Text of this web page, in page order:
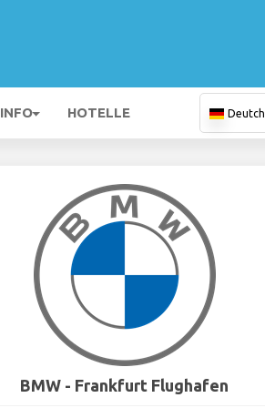
INFO HOTELLE Deutch
BMW - Frankfurt Flughafen